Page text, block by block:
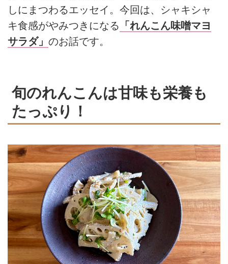
しにまつわるエッセイ。今回は、シャキシャ
キ食感がやみつきになる 「れんこん味噌マヨ
サラダ」 のお話です。
旬のれんこんは甘味も栄養も
たっぷり！